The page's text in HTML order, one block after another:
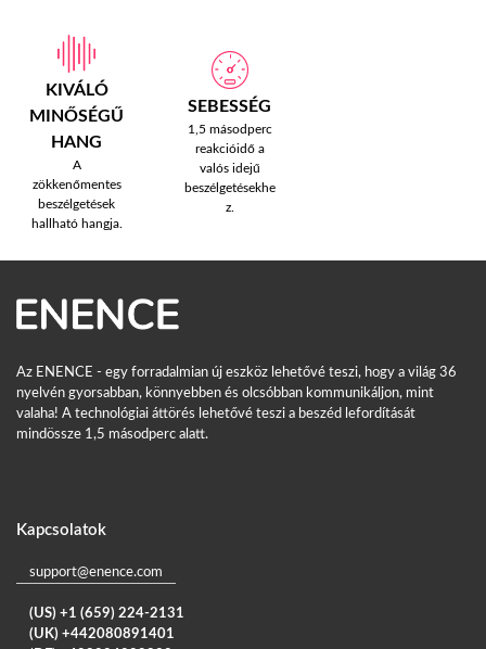
KIVÁLÓ
MINŐSÉGŰ
HANG
A
zökkenőmentes
beszélgetések
hallható hangja.
SEBESSÉG
1,5 másodperc
reakcióidő a
valós idejű
beszélgetésekhe
z.
Az ENENCE - egy forradalmian új eszköz lehetővé teszi, hogy a világ 36
nyelvén gyorsabban, könnyebben és olcsóbban kommunikáljon, mint
valaha! A technológiai áttörés lehetővé teszi a beszéd lefordítását
mindössze 1,5 másodperc alatt.
Kapcsolatok
support@enence.com
(US) +1 (659) 224-2131
(UK) +442080891401